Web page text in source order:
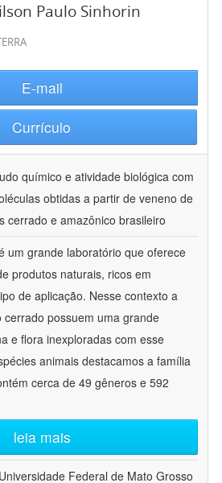
Paulo Sinhorin
E-mail
Currículo
químico e atividade biológica com
obtidas a partir de veneno de
cerrado e amazônico brasileiro
um grande laboratório que oferece
produtos naturais, ricos em
de aplicação. Nesse contexto a
possuem uma grande
e flora inexploradas com esse
animais destacamos a família
cerca de 49 gêneros e 592
leia mais
Universidade Federal de Mato Grosso